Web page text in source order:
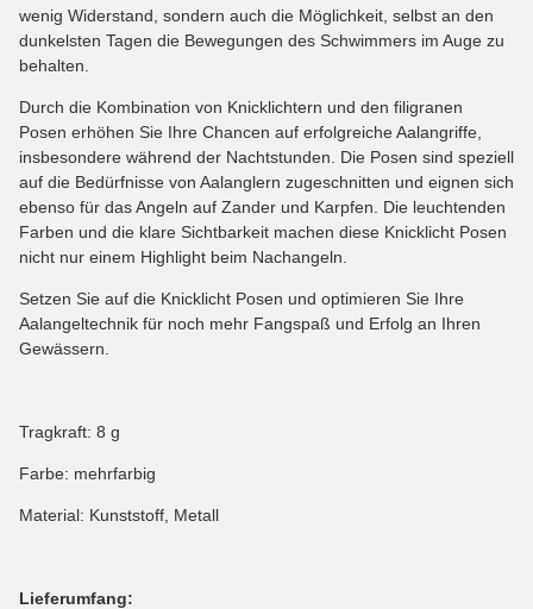
wenig Widerstand, sondern auch die Möglichkeit, selbst an den
dunkelsten Tagen die Bewegungen des Schwimmers im Auge zu
behalten.
Durch die Kombination von Knicklichtern und den filigranen
Posen erhöhen Sie Ihre Chancen auf erfolgreiche Aalangriffe,
insbesondere während der Nachtstunden. Die Posen sind speziell
auf die Bedürfnisse von Aalanglern zugeschnitten und eignen sich
ebenso für das Angeln auf Zander und Karpfen. Die leuchtenden
Farben und die klare Sichtbarkeit machen diese Knicklicht Posen
nicht nur einem Highlight beim Nachangeln.
Setzen Sie auf die Knicklicht Posen und optimieren Sie Ihre
Aalangeltechnik für noch mehr Fangspaß und Erfolg an Ihren
Gewässern.
Tragkraft: 8 g
Farbe: mehrfarbig
Material: Kunststoff, Metall
Lieferumfang: